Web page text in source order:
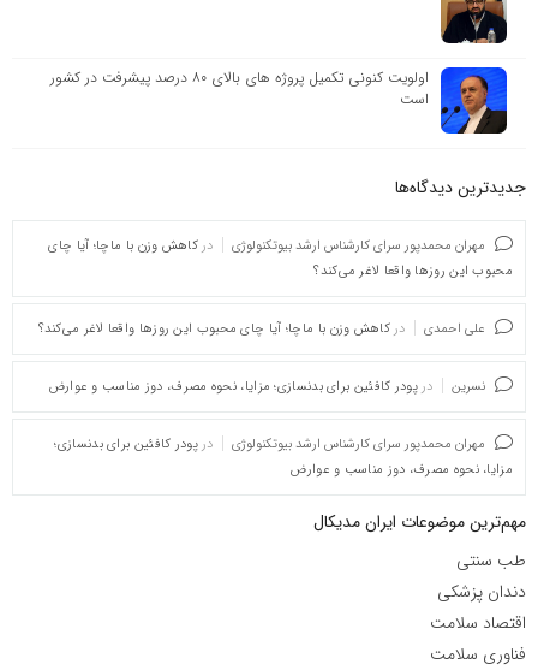
اولویت کنونی تکمیل پروژه های بالای ۸۰ درصد پیشرفت در کشور
است
جدیدترین دیدگاه‌‌ها
مهران محمدپور سرای کارشناس ارشد بیوتکنولوژی در کاهش وزن با ماچا؛ آیا چای
محبوب این روزها واقعا لاغر می‌کند؟
علی احمدی در کاهش وزن با ماچا؛ آیا چای محبوب این روزها واقعا لاغر می‌کند؟
نسرین در پودر کافئین برای بدنسازی؛ مزایا، نحوه مصرف، دوز مناسب و عوارض
مهران محمدپور سرای کارشناس ارشد بیوتکنولوژی در پودر کافئین برای بدنسازی؛
مزایا، نحوه مصرف، دوز مناسب و عوارض
مهم‌ترین موضوعات ایران مدیکال
طب سنتی
دندان پزشکی
اقتصاد سلامت
فناوری سلامت